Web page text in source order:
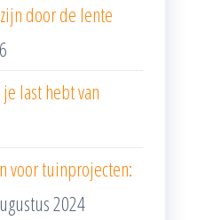
door de lente
last hebt van
voor tuinprojecten:
2024